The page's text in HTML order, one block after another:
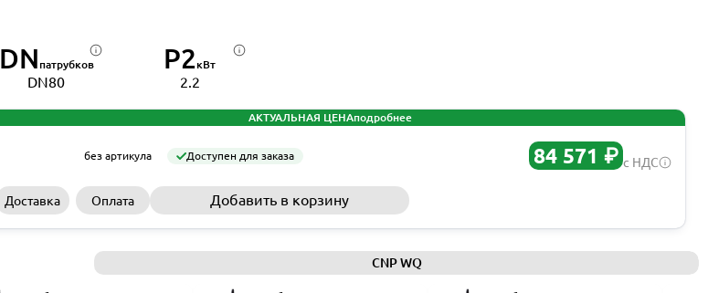
DN патрубков
DN80
P2кВт
2.2
АКТУАЛЬНАЯ ЦЕНАподробнее
без артикула Доступен для заказа 84 571 ₽ с НДС
Доставка Оплата Добавить в корзину
CNP WQ